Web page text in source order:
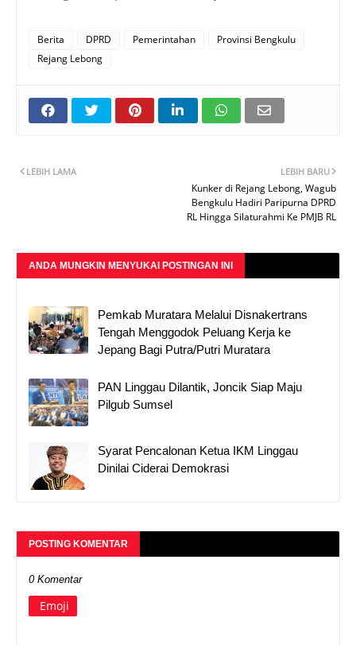
Berita DPRD Pemerintahan
Provinsi Bengkulu
Rejang Lebong
LEBIH BARU
Kunker di Rejang Lebong, Wagub
Bengkulu Hadiri Paripurna DPRD
RL Hingga Silaturahmi Ke PMJB RL
LEBIH LAMA
ANDA MUNGKIN MENYUKAI POSTINGAN INI
Pemkab Muratara Melalui Disnakertrans
Tengah Menggodok Peluang Kerja ke
Jepang Bagi Putra/Putri Muratara
PAN Linggau Dilantik, Joncik Siap Maju
Pilgub Sumsel
Syarat Pencalonan Ketua IKM Linggau
Dinilai Ciderai Demokrasi
POSTING KOMENTAR
0 Komentar
Emoji